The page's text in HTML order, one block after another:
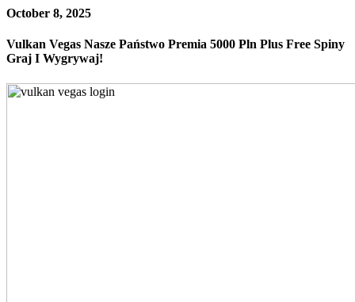
October 8, 2025
Vulkan Vegas Nasze Państwo Premia 5000 Pln Plus Free Spiny
Graj I Wygrywaj!